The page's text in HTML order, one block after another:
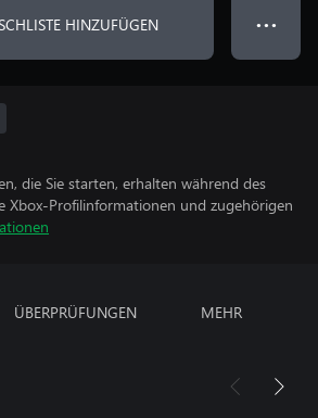
HINZUFÜGEN ● ● ●
die Sie starten, erhalten während des
Xbox-Profilinformationen und zugehörigen
ÜBERPRÜFUNGEN MEHR